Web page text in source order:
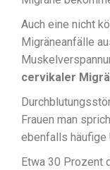
Auch eine nicht
Migräneanfälle
cervikaler
Frauen man
ebenfalls häufige
Etwa 30 Prozent